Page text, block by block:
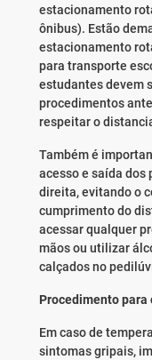
estacionamento
ônibus). Estão
estacionamento
para transporte
estudantes devem
procedimentos
respeitar o
Também é
acesso e saída dos
direita, evitando o
cumprimento do
acessar qualquer
mãos ou utilizar
calçados no
Procedimento para
Em caso de
sintomas gripais,